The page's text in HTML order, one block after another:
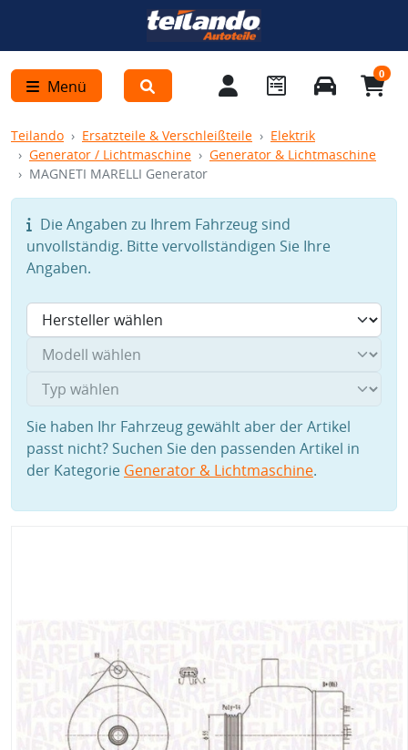
Menü
0
Teilando Ersatzteile & Verschleißteile
Elektrik
Generator / Lichtmaschine
Generator & Lichtmaschine
MAGNETI MARELLI Generator
Die Angaben zu Ihrem Fahrzeug sind
unvollständig. Bitte vervollständigen Sie Ihre
Angaben.
Sie haben Ihr Fahrzeug gewählt aber der Artikel
passt nicht? Suchen Sie den passenden Artikel in
der Kategorie Generator & Lichtmaschine.